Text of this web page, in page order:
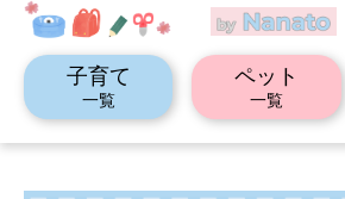
子育て
一覧
ペット
一覧